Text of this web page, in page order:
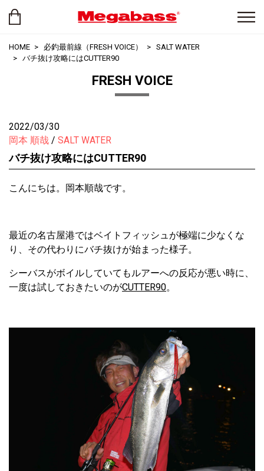
HOME 必釣最前線（FRESH VOICE）
SALT WATER
バチ抜け攻略にはCUTTER90
FRESH VOICE
2022/03/30
岡本 順哉
SALT WATER
バチ抜け攻略にはCUTTER90
こんにちは。岡本順哉です。
最近の名古屋港ではベイトフィッシュが極端に少なくな
り、その代わりにバチ抜けが始まった様子。
シーバスがボイルしていてもルアーへの反応が悪い時に、
一度は試しておきたいのがCUTTER90。